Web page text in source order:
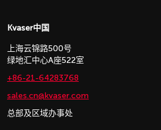
Kvaser中国
上海云锦路500号
绿地汇中心A座522室
+86-21-64283768
sales.cn@kvaser.com
总部及区域办事处